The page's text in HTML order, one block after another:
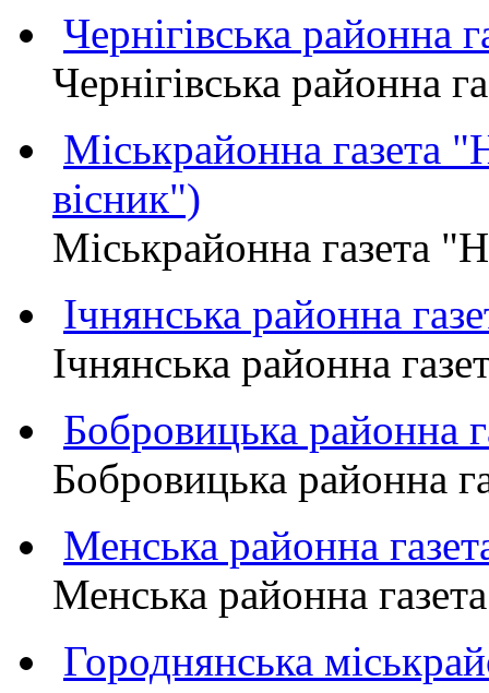
Чернігівська
Чернігівська
Міськрайонна
вісник")
Міськрайонна газета
Ічнянська районна
Ічнянська районна
Бобровицька
Бобровицька
Менська районна
Менська районна
Городнянська